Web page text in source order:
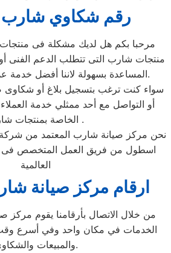
رقم شكاوي شارب
مرحبا بكم هل لديك مشكلة فى
منتجات شارب التى تتطلب الدعم الفنى
المساعدة بسهولة لاننا أفضل خدمة عملاء صيانة فى مصر.
سواء كنت ترغب بتسجيل بلاغ أو شكاوى
أو التواصل مع أحد ممثلي خدمة
الخاصة بمنتجات شارب .
نحن مركز صيانة شارب المعتمد من
اسطول من فريق العمل المتخصص فى
العالمية
ارقام مركز صيانة
من خلال الاتصال بأرقامنا يقوم مركز
الخدمات في مكان واحد وفي أسرع وقت
والمبيعات والشكاوي.